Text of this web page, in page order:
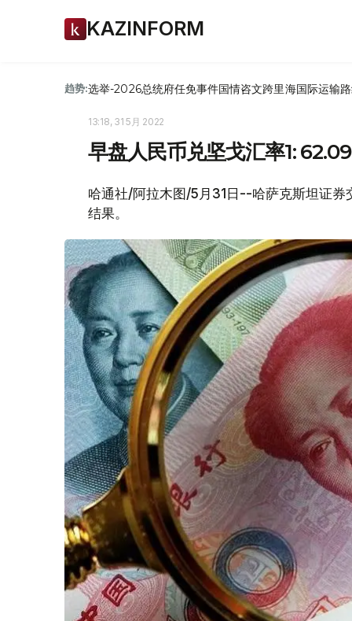
KAZINFORM
趋势:选举-2026总统府任免事件国情咨文跨里海国际运输
13:18, 31 5月 2022
早盘人民币兑坚戈汇率1:
哈通社/阿拉木图/5月31日--哈萨克斯坦证
结果。